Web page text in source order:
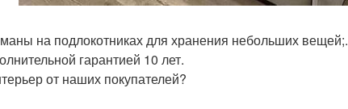
на подлокотниках для хранения небольших вещей;.
гарантией 10 лет.
от наших покупателей?